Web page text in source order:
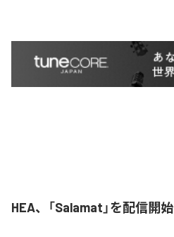
HEA、「Salamat」を配信開始